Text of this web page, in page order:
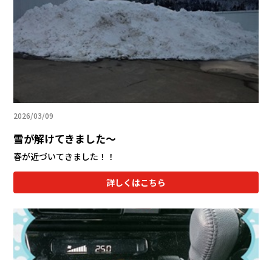
2026/03/09
雪が解けてきました～
春が近づいてきました！！
詳しくはこちら